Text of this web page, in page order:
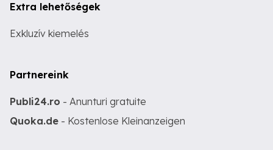
Extra lehetőségek
Exkluzív kiemelés
Partnereink
Publi24.ro - Anunturi gratuite
Quoka.de - Kostenlose Kleinanzeigen